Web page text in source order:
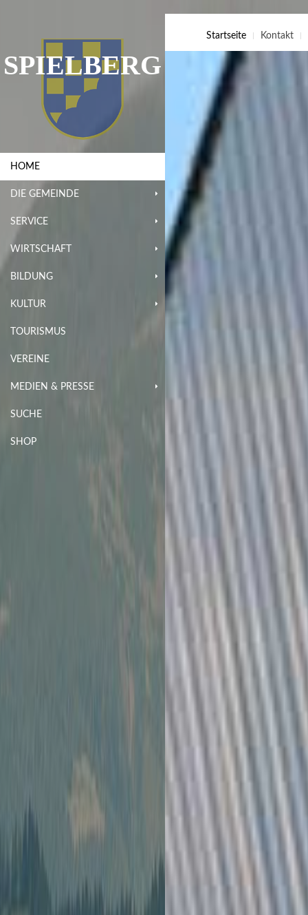
SPIELBERG
HOME
DIE GEMEINDE
SERVICE
WIRTSCHAFT
BILDUNG
KULTUR
TOURISMUS
VEREINE
MEDIEN & PRESSE
SUCHE
SHOP
Startseite Kontakt